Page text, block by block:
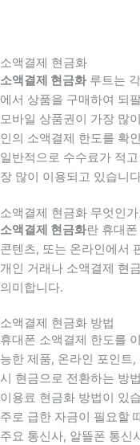
소액결제 현금화
소액결제 현금화루트는
에서 상품을 구매하여 되
모바일 상품권이 가장 많
인의 소액결제 한도를 확
일반적으로 수수료가 적
장 많이 이용되고 있습니
소액결제 현금화 무엇인
소액결제 현금화란 휴대
콘텐츠, 또는 온라인에서
개인 거래나 소액결제 현
의미합니다.
소액결제 현금화 방법
휴대폰 소액결제 한도를
능한 제품, 온라인 포인트
시 현금으로 전환하는 방
이용료 현금화 방법이 있
주로 급한 자금이 필요할
주요 통신사, 알뜰폰 통신